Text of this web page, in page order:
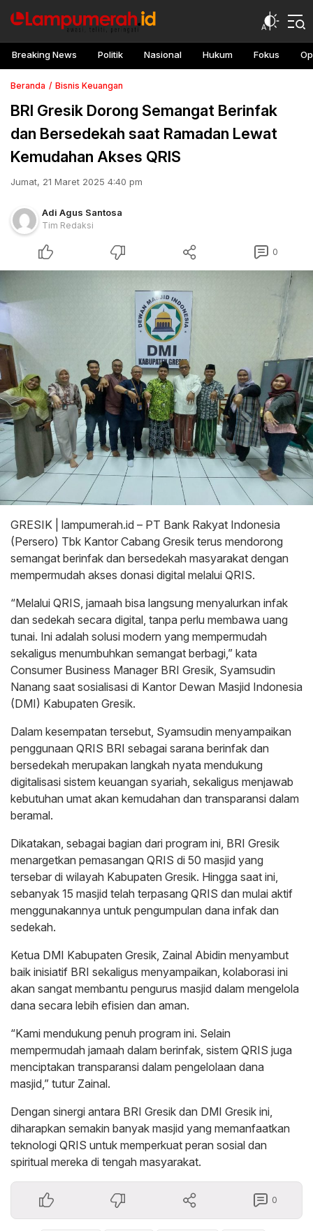
Breaking News Politik Nasional Hukum Fokus
Beranda Bisnis Keuangan
BRI Gresik Dorong Semangat Berinfak
dan Bersedekah saat Ramadan Lewat
Kemudahan Akses QRIS
Jumat, 21 Maret 2025 4:40 pm
Adi Agus Santosa
Tim Redaksi
0
GRESIK | lampumerah.id – PT Bank Rakyat Indonesia
(Persero) Tbk Kantor Cabang Gresik terus mendorong
semangat berinfak dan bersedekah masyarakat dengan
mempermudah akses donasi digital melalui QRIS.
“Melalui QRIS, jamaah bisa langsung menyalurkan infak
dan sedekah secara digital, tanpa perlu membawa uang
tunai. Ini adalah solusi modern yang mempermudah
sekaligus menumbuhkan semangat berbagi,” kata
Consumer Business Manager BRI Gresik, Syamsudin
Nanang saat sosialisasi di Kantor Dewan Masjid Indonesia
(DMI) Kabupaten Gresik.
Dalam kesempatan tersebut, Syamsudin menyampaikan
penggunaan QRIS BRI sebagai sarana berinfak dan
bersedekah merupakan langkah nyata mendukung
digitalisasi sistem keuangan syariah, sekaligus menjawab
kebutuhan umat akan kemudahan dan transparansi dalam
beramal.
Dikatakan, sebagai bagian dari program ini, BRI Gresik
menargetkan pemasangan QRIS di 50 masjid yang
tersebar di wilayah Kabupaten Gresik. Hingga saat ini,
sebanyak 15 masjid telah terpasang QRIS dan mulai aktif
menggunakannya untuk pengumpulan dana infak dan
sedekah.
Ketua DMI Kabupaten Gresik, Zainal Abidin menyambut
baik inisiatif BRI sekaligus menyampaikan, kolaborasi ini
akan sangat membantu pengurus masjid dalam mengelola
dana secara lebih efisien dan aman.
“Kami mendukung penuh program ini. Selain
mempermudah jamaah dalam berinfak, sistem QRIS juga
menciptakan transparansi dalam pengelolaan dana
masjid,” tutur Zainal.
Dengan sinergi antara BRI Gresik dan DMI Gresik ini,
diharapkan semakin banyak masjid yang memanfaatkan
teknologi QRIS untuk memperkuat peran sosial dan
spiritual mereka di tengah masyarakat.
0